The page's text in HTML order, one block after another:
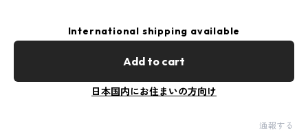
International shipping available
Add to cart
日本国内にお住まいの方向け
通報する